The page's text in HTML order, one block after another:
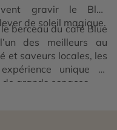
gravir le Blue
de soleil magique.
berceau du café Blue
des meilleurs au
et saveurs locales, les
unique et
grands espaces.